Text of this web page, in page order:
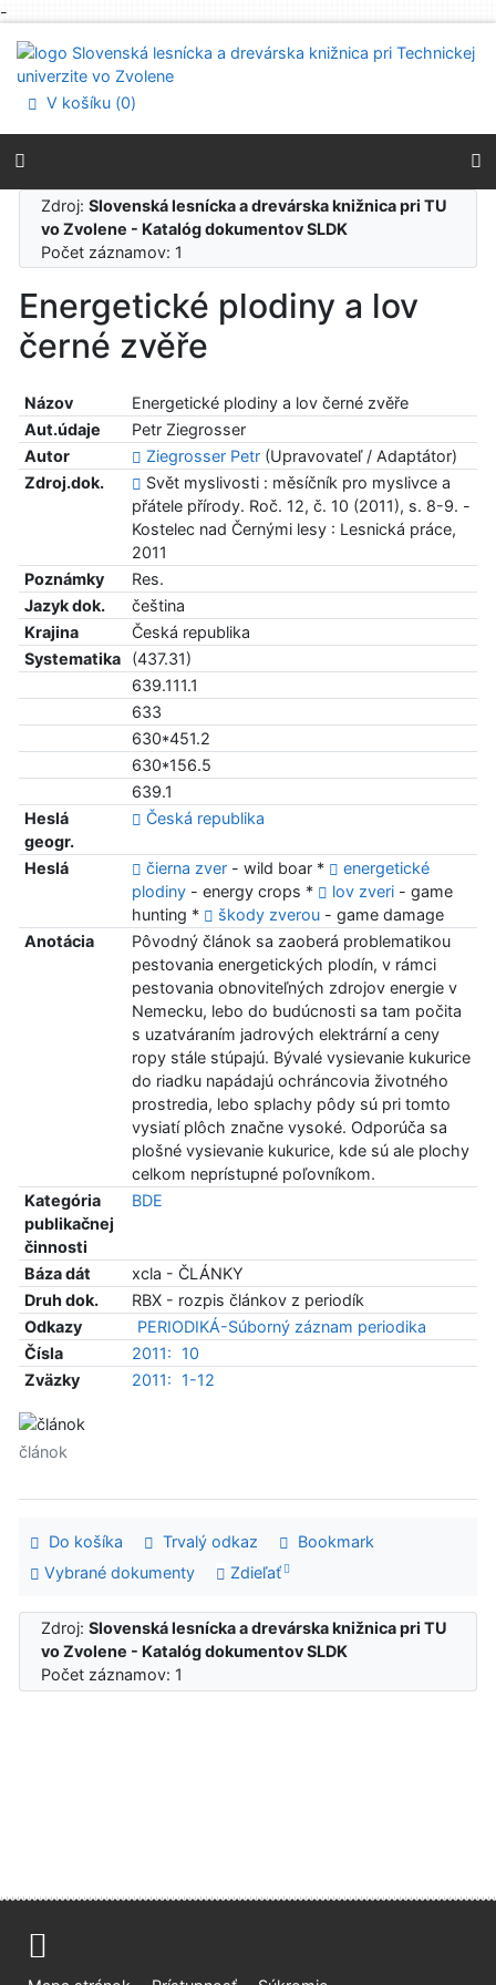
-
Prejsť na menu
Prehlásenie o webovej prístupnosti
V košíku (0)
Zdroj:Slovenská lesnícka a drevárska knižnica pri TU
vo Zvolene - Katalóg dokumentov SLDK
Počet záznamov: 1
Energetické plodiny a lov
černé zvěře
Názov
Energetické plodiny a lov černé zvěře
Aut.údaje
Petr Ziegrosser
Autor
Ziegrosser Petr(Upravovateľ / Adaptátor)
Zdroj.dok.
Svět myslivosti : měsíčník pro myslivce a
přátele přírody. Roč. 12, č. 10 (2011), s. 8-9. -
Kostelec nad Černými lesy : Lesnická práce,
2011
Poznámky
Res.
Jazyk dok.
čeština
Krajina
Česká republika
Systematika
(437.31)
639.111.1
633
630*451.2
630*156.5
639.1
Heslá
geogr.
Česká republika
Heslá čierna zver- wild boar *
energetické
plodiny- energy crops * lov zveri- game
hunting *
škody zverou- game damage
Anotácia
Pôvodný článok sa zaoberá problematikou
pestovania energetických plodín, v rámci
pestovania obnoviteľných zdrojov energie v
Nemecku, lebo do budúcnosti sa tam počita
s uzatváraním jadrových elektrární a ceny
ropy stále stúpajú. Bývalé vysievanie kukurice
do riadku napádajú ochráncovia životného
prostredia, lebo splachy pôdy sú pri tomto
vysiatí plôch značne vysoké. Odporúča sa
plošné vysievanie kukurice, kde sú ale plochy
celkom neprístupné poľovníkom.
Kategória
publikačnej
činnosti
BDE
Báza dát
xcla - ČLÁNKY
Druh dok.
RBX - rozpis článkov z periodík
Odkazy
PERIODIKÁ-Súborný záznam periodika
Čísla
2011:
10
Zväzky
2011: 1-12
článok
Do košíka Trvalý odkaz
Bookmark
Vybrané dokumenty
Zdieľať
Zdroj:Slovenská lesnícka a drevárska knižnica pri TU
vo Zvolene - Katalóg dokumentov SLDK
Počet záznamov: 1